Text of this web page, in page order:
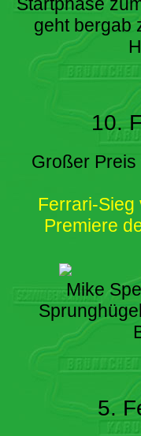
Startphase
geht bergab
10.
Großer
Ferrari-Sieg
Premiere
Mike
5.